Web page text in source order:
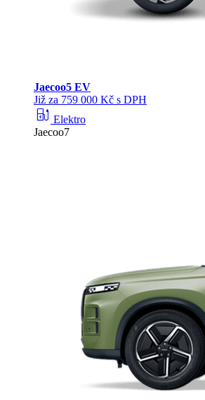
Jaecoo5 EV
Již za 759 000 Kč s DPH
ev_station Elektro
Jaecoo7